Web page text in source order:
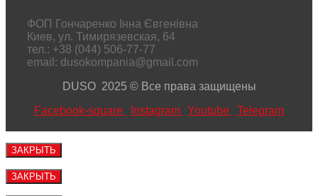
ФОП Гончаренко Інна Євгенівна
Киев, ул. Тимирязевская, 64
тел.: +38 (044) 506-77-77
email: dusokompania@gmail.com
DUSO 2025 © Все права защищены
Facebook-square
Instagram Youtube Telegram
ЗАКРЫТЬ
ЗАКРЫТЬ